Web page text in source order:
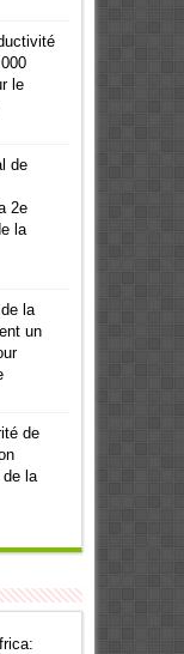
le
de
2e
la
la
un
de
de la